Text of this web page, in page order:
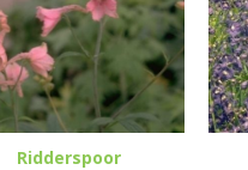
Ridderspoor